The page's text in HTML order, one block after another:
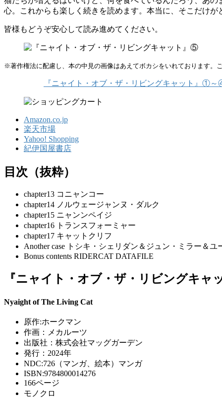
心。これからも楽しく続きを読めます。本当に、そこだけ
皆様もどうぞ安心して読み進めてください。
※著作権法に配慮し、本の中見の画像はあえてボカシをいれております。
『ニャイト・オブ・ザ・リビングキャット』①
Amazon.co.jp
楽天市場
Yahoo! Shopping
紀伊国屋書店
目次（抜粋）
chapter13 コニャンコー
chapter14 ノルウェージャンヌ・ダルク
chapter15 ニャンンペイジ
chapter16 トランスフォーミャー
chapter17 キャットクリフ
Another case トシキ・シェリダン＆ジュン・ミラー＆ユ
Bonus contents RIDERCAT DATAFILE
『ニャイト・オブ・ザ・リビングキャ
Nyaight of The Living Cat
原作:ホークマン
作画：メカルーツ
出版社：株式会社マッグガーデン
発行：2024年
NDC:726（マンガ、絵本）マンガ
ISBN:9784800014276
166ページ
モノクロ